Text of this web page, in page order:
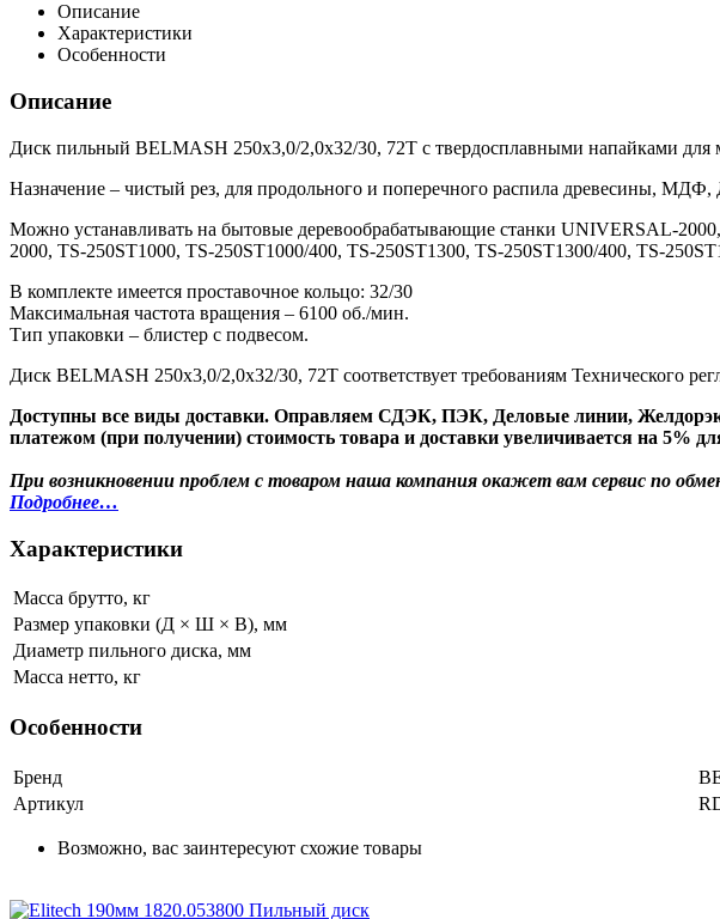
Описание
Характеристики
Особенности
Описание
Диск пильный BELMASH 250x3,0/2,0x32/30, 72T с твердосплавными напайками
Назначение – чистый рез, для продольного и поперечного распила древесины,
Можно устанавливать на бытовые деревообрабатывающие станки UNIVERSAL-
2000, TS-250ST1000, TS-250ST1000/400, TS-250ST1300, TS-250ST1300/400, TS-
В комплекте имеется проставочное кольцо: 32/30
Максимальная частота вращения – 6100 об./мин.
Тип упаковки – блистер с подвесом.
Диск BELMASH 250x3,0/2,0x32/30, 72T соответствует требованиям Технического
Доступны все виды доставки. Оправляем СДЭК, ПЭК, Деловые линии,
платежом (при получении) стоимость товара и доставки увеличивается на 5%
При возникновении проблем с товаром наша компания окажет вам сервис по
Подробнее…
Характеристики
Масса брутто, кг
Размер упаковки (Д × Ш × В), мм
Диаметр пильного диска, мм
Масса нетто, кг
Особенности
Бренд
Артикул
Возможно, вас заинтересуют схожие товары